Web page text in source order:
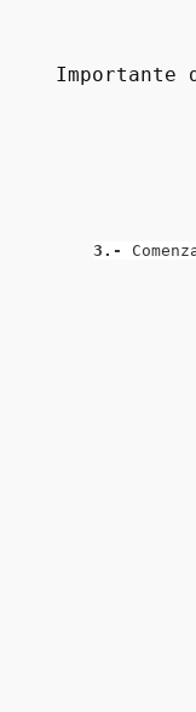
Importante
3.-